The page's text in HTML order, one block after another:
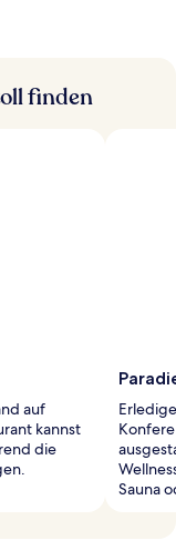
finden
auf
kannst
die
Sauna